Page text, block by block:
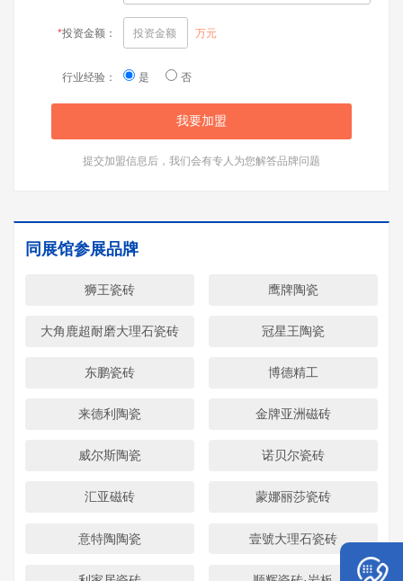
*投资金额： 万元
行业经验： 是 否
提交加盟信息后，我们会有专人为您解答品牌问题
同展馆参展品牌
狮王瓷砖 鹰牌陶瓷
大角鹿超耐磨大理石瓷砖 冠星王陶瓷
东鹏瓷砖 博德精工
来德利陶瓷 金牌亚洲磁砖
威尔斯陶瓷 诺贝尔瓷砖
汇亚磁砖 蒙娜丽莎瓷砖
意特陶陶瓷 壹號大理石瓷砖